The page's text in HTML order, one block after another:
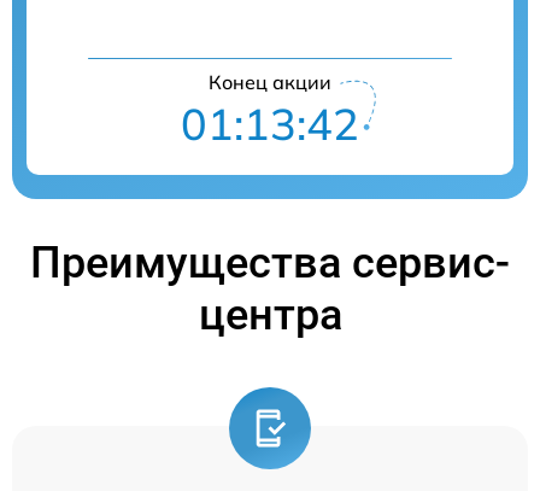
Конец акции
01:13:41
Преимущества сервис-
центра